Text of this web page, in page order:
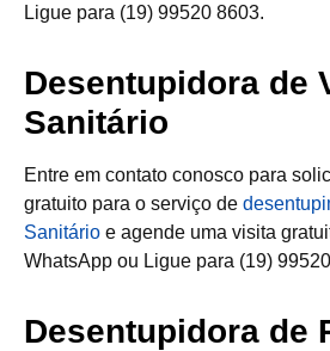
Ligue para (19) 99520 8603.
Desentupidora de
Sanitário
Entre em contato conosco para
gratuito para o serviço de
Sanitário e agende uma visita
WhatsApp ou Ligue para (19)
Desentupidora de